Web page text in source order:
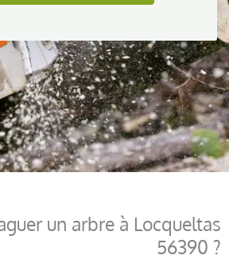
un arbre à Locqueltas
56390 ?